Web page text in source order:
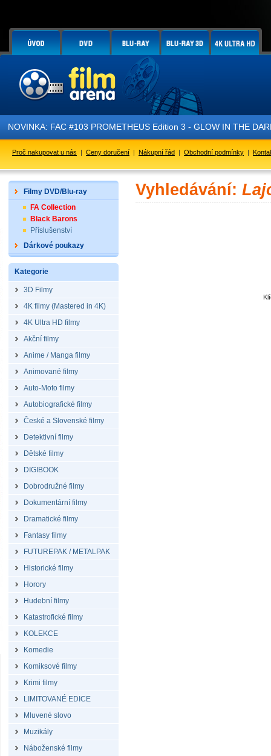
NOVINKA: FAC #103 PROMETHEUS Edition 3 - GLOW IN THE
Proč nakupovat u nás | Ceny doručení | Nákupní řád | Obchodní podmínky |
Filmy DVD/Blu-ray
FA Collection
Black Barons
Příslušenství
Dárkové poukazy
Kategorie
3D Filmy
4K filmy (Mastered in 4K)
4K Ultra HD filmy
Akční filmy
Anime / Manga filmy
Animované filmy
Auto-Moto filmy
Autobiografické filmy
České a Slovenské filmy
Detektivní filmy
Dětské filmy
DIGIBOOK
Dobrodružné filmy
Dokumentární filmy
Dramatické filmy
Fantasy filmy
FUTUREPAK / METALPAK
Historické filmy
Horory
Hudební filmy
Katastrofické filmy
KOLEKCE
Komedie
Komiksové filmy
Krimi filmy
LIMITOVANÉ EDICE
Mluvené slovo
Muzikály
Náboženské filmy
Vyhledávání: